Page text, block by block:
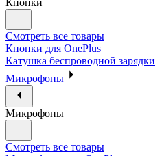
Кнопки
Смотреть все товары
Кнопки для OnePlus
Катушка беспроводной зарядки
Микрофоны
Микрофоны
Смотреть все товары